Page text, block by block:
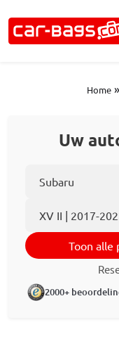
Home »
Uw
Toon alle
2000+